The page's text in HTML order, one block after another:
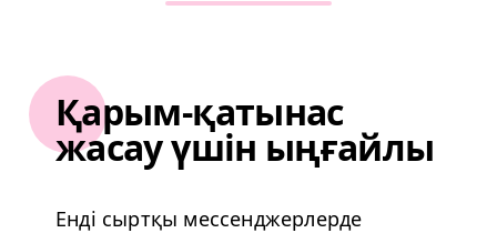
Қарым-қатынас
жасау үшін ыңғайлы
Енді сыртқы мессенджерлерде